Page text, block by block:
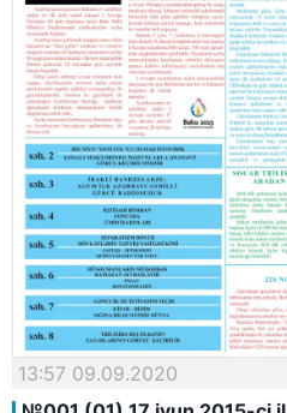
13:57 09.09.2020